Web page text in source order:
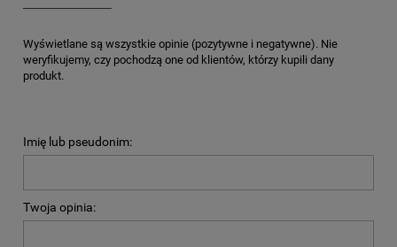
Wyświetlane są wszystkie opinie (pozytywne i negatywne). Nie
weryfikujemy, czy pochodzą one od klientów, którzy kupili dany
produkt.
Imię lub pseudonim:
Twoja opinia: